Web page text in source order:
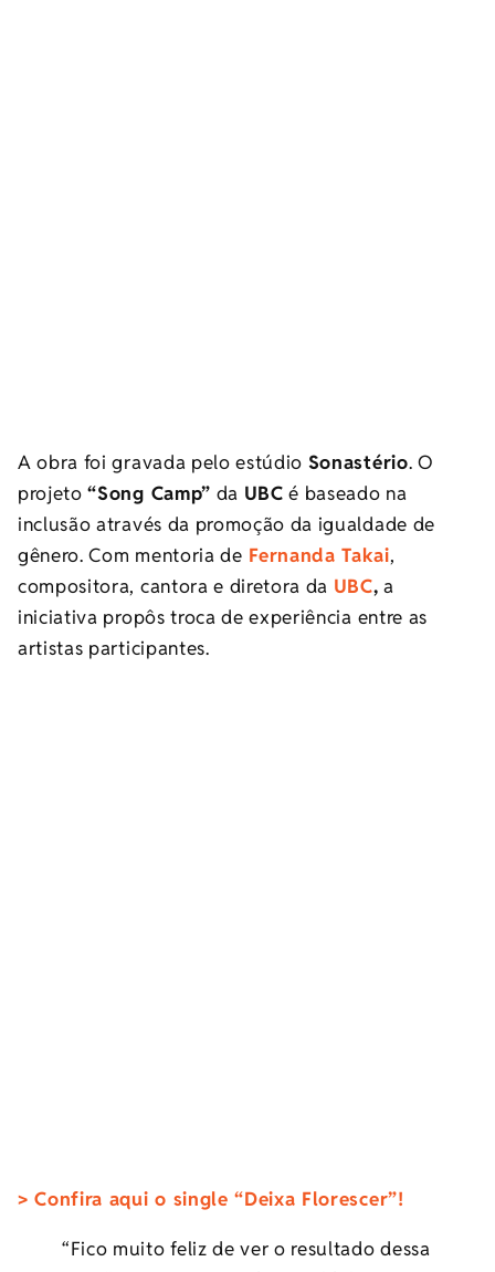
A obra foi gravada pelo estúdio Sonastério. O
projeto“Song Camp” da UBC é baseado na
inclusão através da promoção da igualdade de
gênero. Com mentoria de Fernanda Takai,
compositora, cantora e diretora da UBC, a
iniciativa propôs troca de experiência entre as
artistas participantes.
> Confira aqui o single “Deixa Florescer”!
“Fico muito feliz de ver o resultado dessa